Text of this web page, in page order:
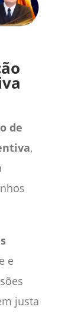
de
,
e
justa